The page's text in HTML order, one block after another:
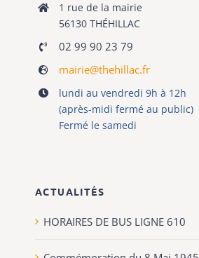
1 rue de la mairie
56130 THÉHILLAC
02 99 90 23 79
mairie@thehillac.fr
lundi au vendredi 9h à 12h
(après-midi fermé au public)
Fermé le samedi
ACTUALITÉS
HORAIRES DE BUS LIGNE 610